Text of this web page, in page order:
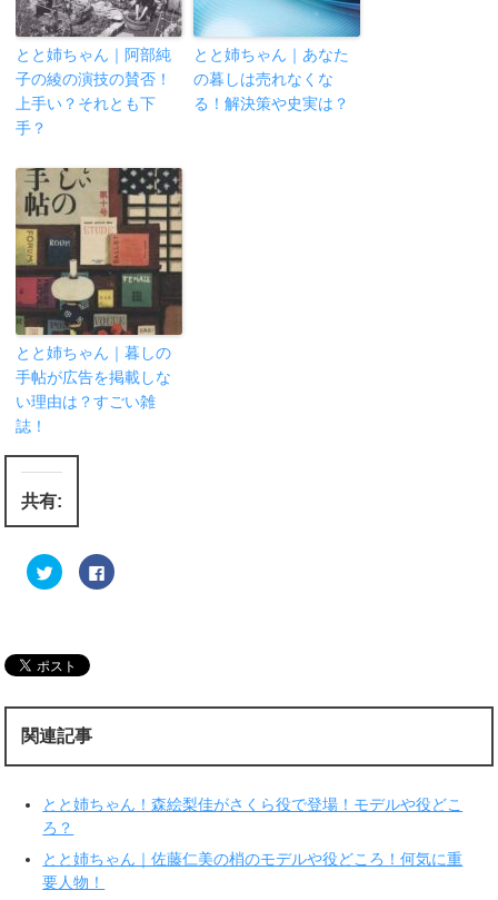
とと姉ちゃん｜阿部純
子の綾の演技の賛否！
上手い？それとも下
手？
とと姉ちゃん｜あなた
の暮しは売れなくな
る！解決策や史実は？
とと姉ちゃん｜暮しの
手帖が広告を掲載しな
い理由は？すごい雑
誌！
共有:
ク
リ
w
i
e
r
で
有
新
し
い
ウ
ン
ド
ウ
F
a
す
ク
ク
だ
関連記事
とと姉ちゃん！森絵梨佳がさくら役で登場！モデルや役どこ
ろ？
とと姉ちゃん｜佐藤仁美の梢のモデルや役どころ！何気に重
要人物！